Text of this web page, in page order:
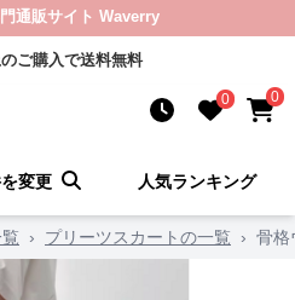
通販サイト Waverry
ご購入で送料無料
0 0
変更 人気ランキング
› プリーツスカートの一覧 › 骨格